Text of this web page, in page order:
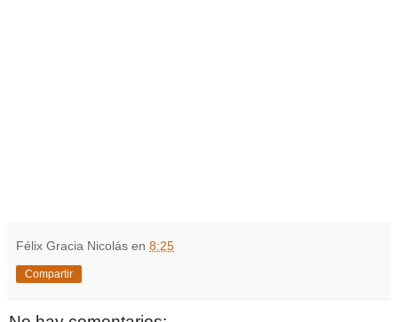
Félix Gracia Nicolás en 8:25
Compartir